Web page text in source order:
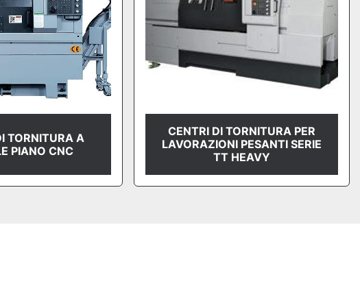
TORNITURA A
PIANO CNC
CENTRI DI TORNITURA PER
LAVORAZIONI PESANTI SERIE
TT HEAVY